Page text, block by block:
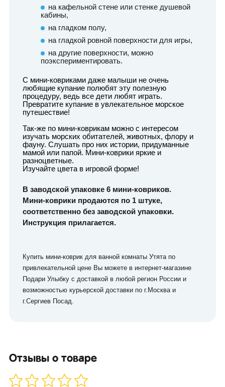
на кафельной стене или стенке душевой
кабины,
на гладком полу,
на гладкой ровной поверхности для игры,
на другие поверхности, можно
поэкспериментировать.
С мини-ковриками даже малыши не очень
любящие купание полюбят эту полезную
процедуру, ведь все дети любят играть.
Превратите купание в увлекательное морское
путешествие!
Так-же по мини-коврикам можно с интересом
изучать морских обитателей, животных, флору и
фауну. Слушать про них истории, придуманные
мамой или папой. Мини-коврики яркие и
разноцветные.
Изучайте цвета в игровой форме!
В заводской упаковке 6 мини-ковриков.
Мини-коврики продаются по 1 штуке,
соответственно без заводской упаковки.
Инструкция прилагается.
Купить мини-коврик для ванной комнаты Утята по
привлекательной цене Вы можете в интернет-магазине
Подари Улыбку с доставкой в любой регион России и
возможностью курьерской доставки по г.Москва и
г.Сергиев Посад.
Отзывы о товаре